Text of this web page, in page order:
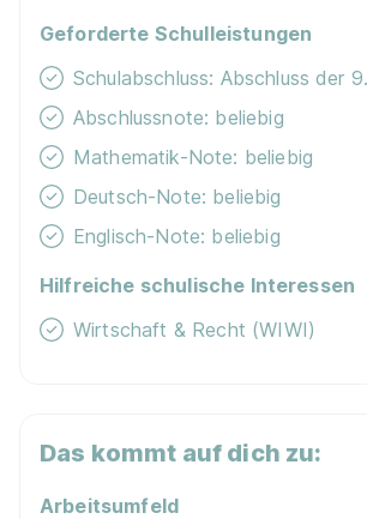
Geforderte Schulleistungen
Schulabschluss: Abschluss der
Abschlussnote: beliebig
Mathematik-Note: beliebig
Deutsch-Note: beliebig
Englisch-Note: beliebig
Hilfreiche schulische Interessen
Wirtschaft & Recht (WIWI)
Das kommt auf dich zu:
Arbeitsumfeld